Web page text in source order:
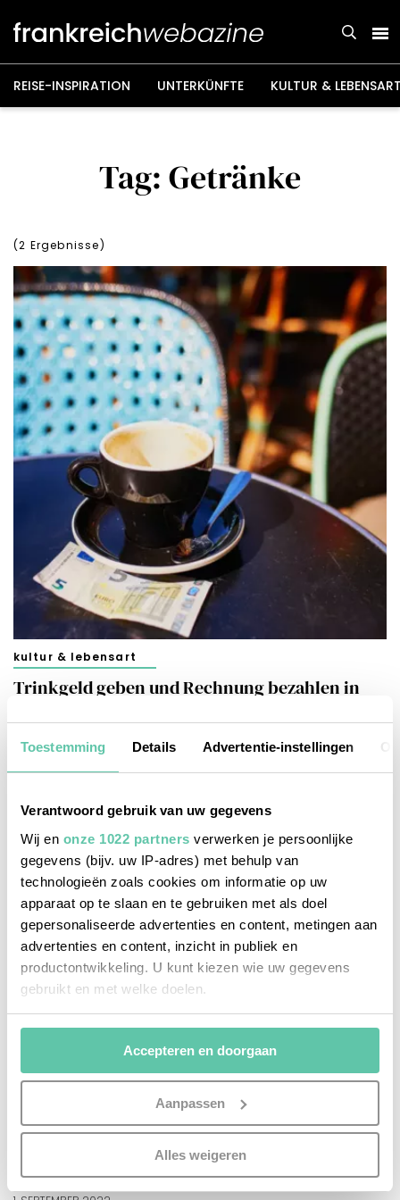
Toestemming Details Advertentie-instellingen
Verantwoord gebruik van uw gegevens
Wij en onze 1022 partners verwerken je persoonlijke
gegevens (bijv. uw IP-adres) met behulp van
technologieën zoals cookies om informatie op uw
apparaat op te slaan en te gebruiken met als doel
gepersonaliseerde advertenties en content, metingen aan
advertenties en content, inzicht in publiek en
productontwikkeling. U kunt kiezen wie uw gegevens
gebruikt en met welke doelen.
Als u het toestaat, willen we ook graag:
Informatie verzamelen over uw geografische
locatie, die tot een paar meter nauwkeurig kan zijn
Uw apparaat identificeren door het actief te
scannen op specifieke eigenschappen (fingerprinting)
verwerkt en stel uw voorkeuren in het
U kunt uw toestemming op elk moment wijzigen of
Accepteren en doorgaan
Aanpassen
Alles weigeren
Inhalt
REISE-INSPIRATION UNTERKÜNFTE KULTUR &
Tag: Getränke
(2 Ergebnisse)
kultur & lebensart
Trinkgeld geben und Rechnung bezahlen in
9. AUGUST 2024
5 bekannte französische Sommergetränke